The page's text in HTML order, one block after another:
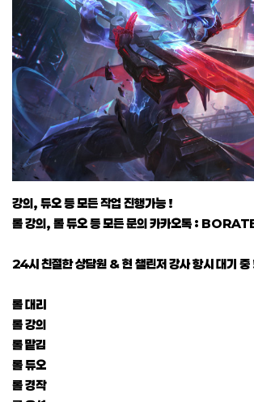
강의, 듀오 등 모든 작업 진행가능 !
롤 강의, 롤 듀오 등 모든 문의 카카오톡 :
24시 친절한 상담원 & 현 챌린저 강사 항시 대기 중
롤 대리
롤 강의
롤 맡김
롤 듀오
롤 경작